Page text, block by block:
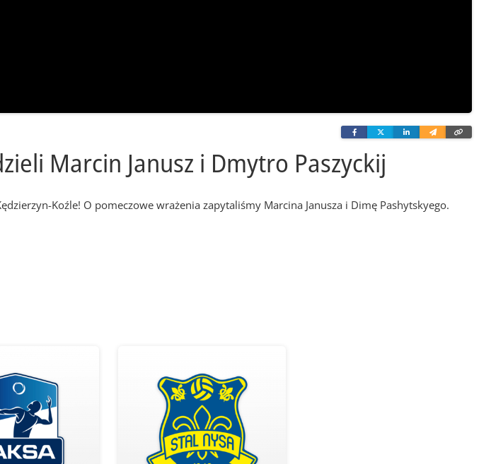
FacebookTwitterLinkedinWyślij
e-
link
Marcin Janusz i Dmytro Paszyckij
Koźle! O pomeczowe wrażenia zapytaliśmy Marcina Janusza i Dimę Pashytskyego.